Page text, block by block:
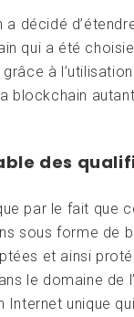
décidé
qui a été
à
blockchain
des
par le fait que
sous forme de
et ainsi
le domaine de
unique